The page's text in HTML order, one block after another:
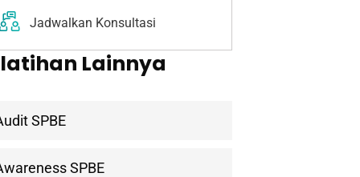
Jadwalkan Konsultasi
Lainnya
SPBE
SPBE